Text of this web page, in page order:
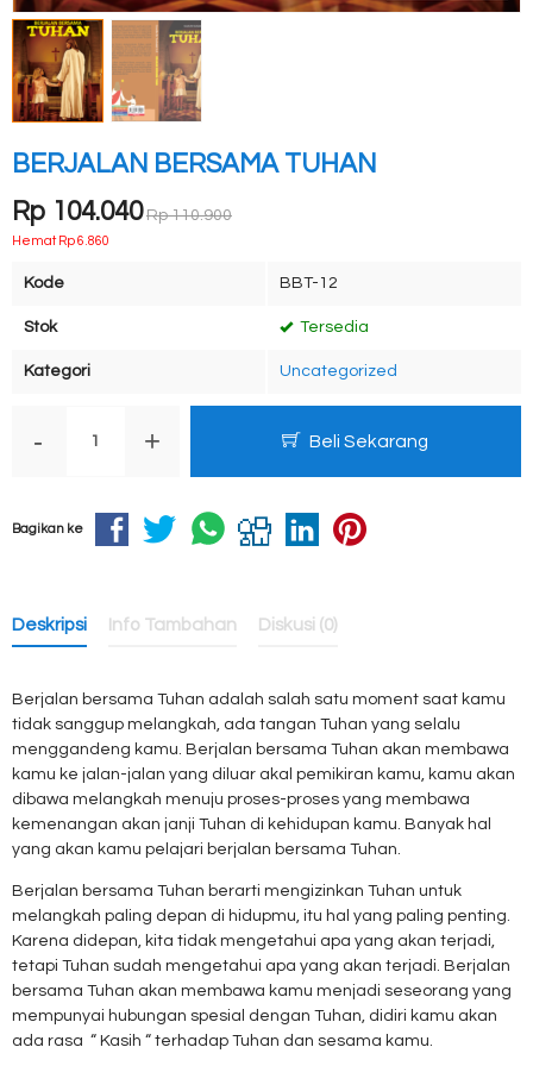
BERJALAN BERSAMA TUHAN
Rp 104.040 Rp 110.900
Hemat Rp 6.860
Kode BBT-12
Stok Tersedia
Kategori Uncategorized
- + Beli Sekarang
Bagikan ke
Deskripsi Info Tambahan Diskusi (0)
Berjalan bersama Tuhan adalah salah satu moment saat kamu
tidak sanggup melangkah, ada tangan Tuhan yang selalu
menggandeng kamu. Berjalan bersama Tuhan akan membawa
kamu ke jalan-jalan yang diluar akal pemikiran kamu, kamu akan
dibawa melangkah menuju proses-proses yang membawa
kemenangan akan janji Tuhan di kehidupan kamu. Banyak hal
yang akan kamu pelajari berjalan bersama Tuhan.
Berjalan bersama Tuhan berarti mengizinkan Tuhan untuk
melangkah paling depan di hidupmu, itu hal yang paling penting.
Karena didepan, kita tidak mengetahui apa yang akan terjadi,
tetapi Tuhan sudah mengetahui apa yang akan terjadi. Berjalan
bersama Tuhan akan membawa kamu menjadi seseorang yang
mempunyai hubungan spesial dengan Tuhan, didiri kamu akan
ada rasa “ Kasih “ terhadap Tuhan dan sesama kamu.